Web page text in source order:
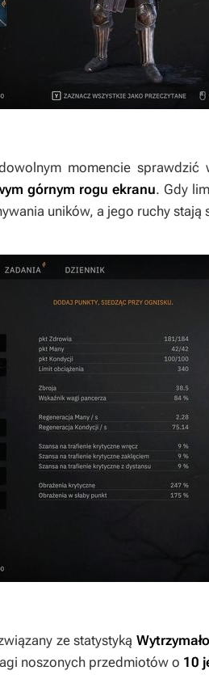
momencie
górnym rogu ekranu. Gdy
uników, a jego ruchy stają
ze statystyką
noszonych przedmiotów o 10